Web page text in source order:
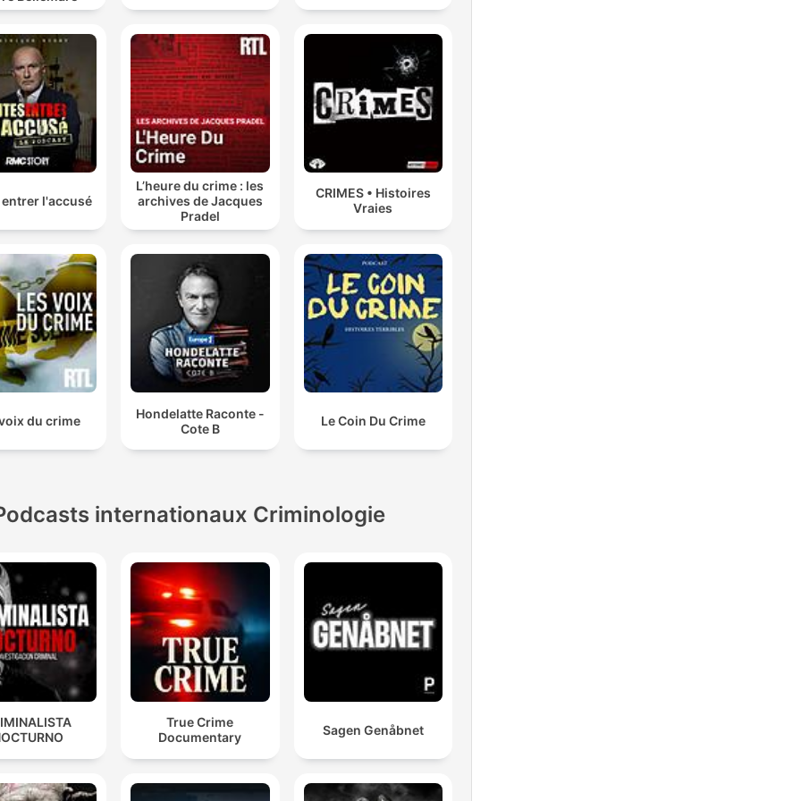
entrer l'accusé
L’heure du crime : les
archives de Jacques
Pradel
CRIMES • Histoires
Vraies
du crime
Hondelatte Raconte -
Cote B
Le Coin Du Crime
internationaux Criminologie
True Crime
Documentary
Sagen Genåbnet